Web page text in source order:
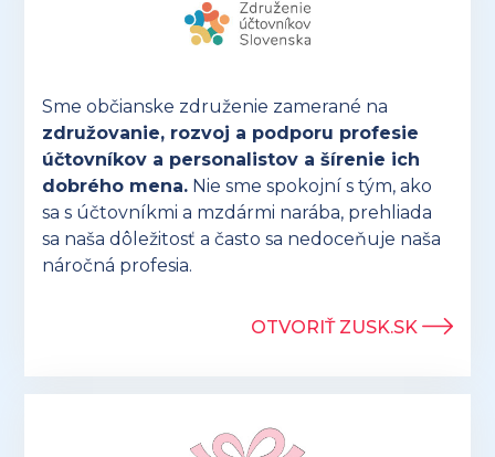
Sme občianske združenie zamerané na
združovanie, rozvoj a podporu profesie
účtovníkov a personalistov a šírenie ich
dobrého mena. Nie sme spokojní s tým, ako
sa s účtovníkmi a mzdármi narába, prehliada
sa naša dôležitosť a často sa nedoceňuje naša
náročná profesia.
OTVORIŤ ZUSK.SK